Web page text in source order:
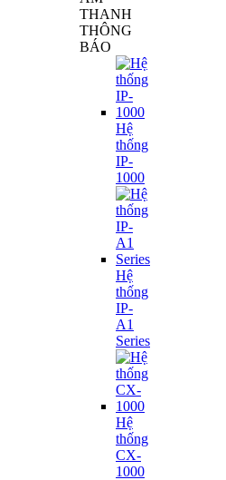
THANH
THÔNG
BÁO
Hệ
thống
IP-
1000
Hệ
thống
IP-
A1
Series
Hệ
thống
CX-
1000